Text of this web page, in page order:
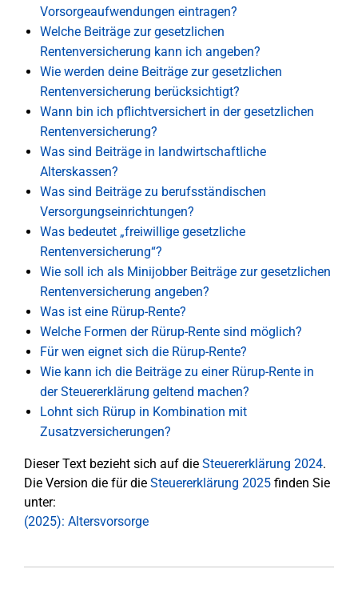
Vorsorgeaufwendungen eintragen?
Welche Beiträge zur gesetzlichen
Rentenversicherung kann ich angeben?
Wie werden deine Beiträge zur gesetzlichen
Rentenversicherung berücksichtigt?
Wann bin ich pflichtversichert in der gesetzlichen
Rentenversicherung?
Was sind Beiträge in landwirtschaftliche
Alterskassen?
Was sind Beiträge zu berufsständischen
Versorgungseinrichtungen?
Was bedeutet „freiwillige gesetzliche
Rentenversicherung“?
Wie soll ich als Minijobber Beiträge zur gesetzlichen
Rentenversicherung angeben?
Was ist eine Rürup-Rente?
Welche Formen der Rürup-Rente sind möglich?
Für wen eignet sich die Rürup-Rente?
Wie kann ich die Beiträge zu einer Rürup-Rente in
der Steuererklärung geltend machen?
Lohnt sich Rürup in Kombination mit
Zusatzversicherungen?
Dieser Text bezieht sich auf die Steuererklärung 2024.
Die Version die für die Steuererklärung 2025 finden Sie
unter:
(2025): Altersvorsorge